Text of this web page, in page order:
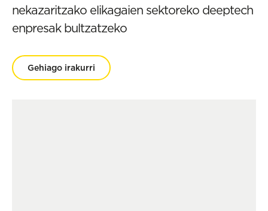
nekazaritzako elikagaien sektoreko deeptech
enpresak bultzatzeko
Gehiago irakurri